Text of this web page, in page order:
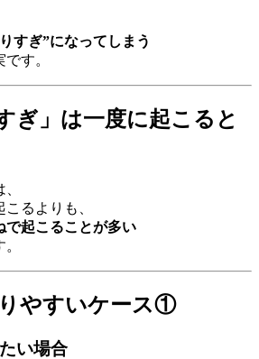
すぎ”になってしまう
す。
ぎ」は一度に起こると
るよりも、
で起こることが多い
やすいケース①
い場合